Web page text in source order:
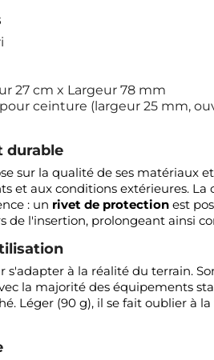
27 cm x Largeur 78 mm
ceinture (largeur 25 mm,
durable
sur la qualité de ses matériaux
et aux conditions extérieures.
: un rivet de protection est
de l'insertion, prolongeant ainsi
s'adapter à la réalité du terrain.
la majorité des équipements
Léger (90 g), il se fait oublier à